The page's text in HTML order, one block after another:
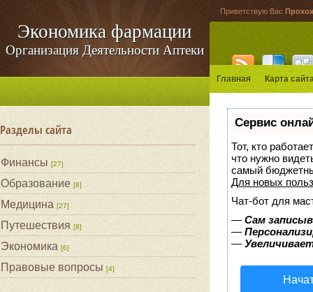
Экономика фармации
Организация Деятельности Аптеки
Разделы сайта
Финансы [27]
Образование [8]
Медицина [27]
Путешествия [8]
Экономика [6]
Правовые вопросы [4]
Приветствую Вас
Главная Карта
Сервис
Тот, кто
что нужно
самый
Для новых
Чат-бот для
— Сам
—
—